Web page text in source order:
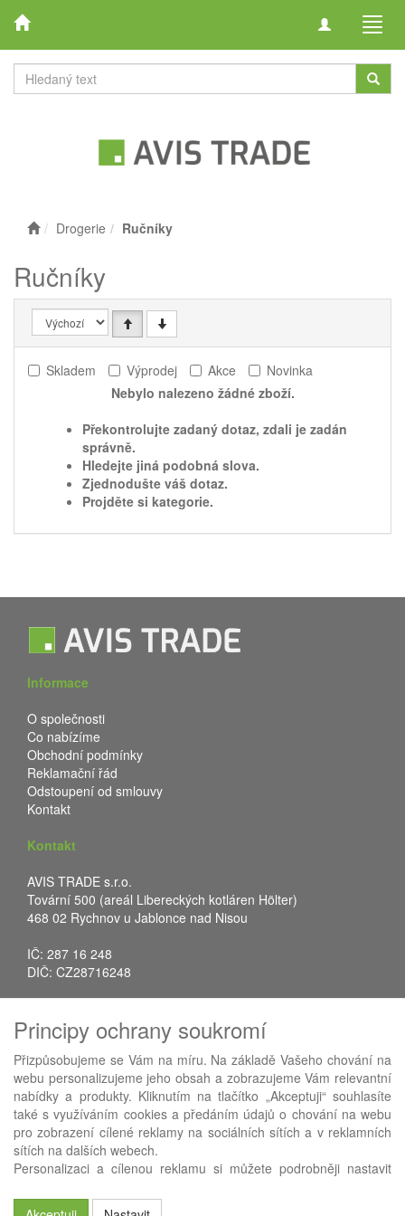
Toggle
Drogerie Ručníky
Ručníky
Skladem Výprodej Akce
Novinka
Nebylo nalezeno žádné zboží.
Překontrolujte zadaný dotaz, zdali je zadán
správně.
Hledejte jiná podobná slova.
Zjednodušte váš dotaz.
Projděte si kategorie.
Informace
O společnosti
Co nabízíme
Obchodní podmínky
Reklamační řád
Odstoupení od smlouvy
Kontakt
Kontakt
AVIS TRADE s.r.o.
Tovární 500 (areál Libereckých kotláren Hölter)
468 02 Rychnov u Jablonce nad Nisou
IČ: 287 16 248
DIČ: CZ28716248
Fax: +420 483 034 590
E-mail:info@avistrade.cz
Web:www.avistrade.cz
Používáme ABRA eShop- nejlepší řešení e-commerce pro náš
Principy ochrany soukromí
Přizpůsobujeme se Vám na míru. Na základě Vašeho chování na
webu personalizujeme jeho obsah a zobrazujeme Vám relevantní
nabídky a produkty. Kliknutím na tlačítko „Akceptuji“ souhlasíte
také s využíváním cookies a předáním údajů o chování na webu
pro zobrazení cílené reklamy na sociálních sítích a v reklamních
sítích na dalších webech.
Personalizaci a cílenou reklamu si můžete podrobněji nastavit